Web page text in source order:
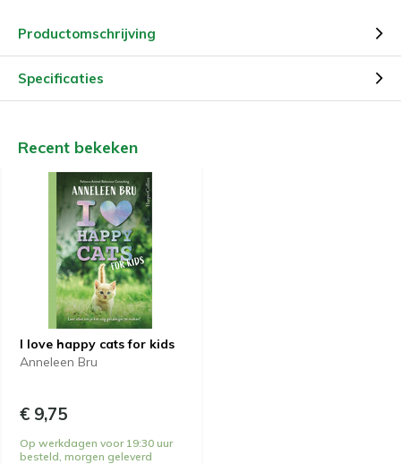
Productomschrijving
Specificaties
Recent bekeken
I love happy cats for kids
Anneleen Bru
€ 9,75
Op werkdagen voor 19:30 uur
besteld, morgen geleverd